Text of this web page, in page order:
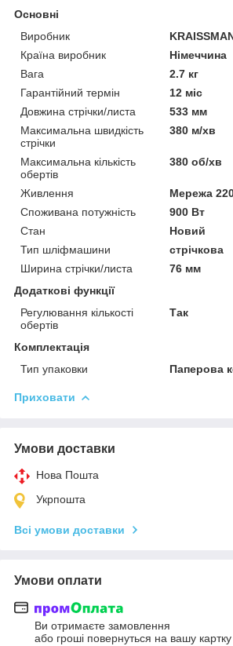
Основні
Виробник
Країна виробник
Німеччина
Вага
2.7 кг
Гарантійний термін
12 міс
Довжина стрічки/листа
533 мм
Максимальна швидкість
стрічки
380 м/хв
Максимальна кількість
обертів
380 об/хв
Живлення
Мережа
Споживана потужність
900 Вт
Стан
Новий
Тип шліфмашини
стрічкова
Ширина стрічки/листа
76 мм
Додаткові функції
Регулювання кількості
обертів
Так
Комплектація
Тип упаковки
Паперова
Приховати
Умови доставки
Нова Пошта
Укрпошта
Всі умови доставки
Умови оплати
Ви отримаєте замовлення
або гроші повернуться на вашу картку